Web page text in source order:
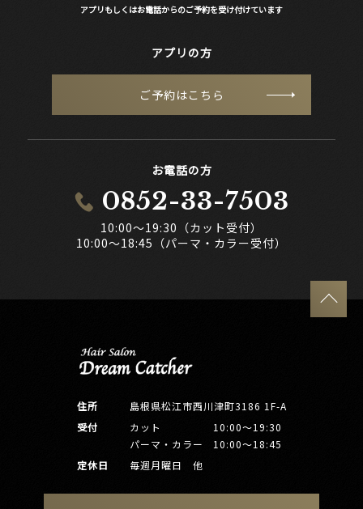
アプリもしくはお電話からのご予約を受け付けています
アプリの方
ご予約はこちら
お電話の方
0852-33-7503
10:00～19:30（カット受付）
10:00～18:45（パーマ・カラー受付）
住所
島根県松江市西川津町3186 1F-A
受付
カット
10:00～19:30
パーマ・カラー
10:00～18:45
定休日
毎週月曜日 他